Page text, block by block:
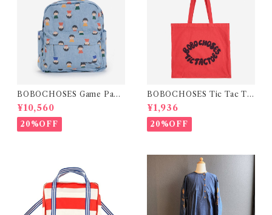
BOBOCHOSES Game Pawn
s soft backpack
¥10,560
20%OFF
BOBOCHOSES Tic Tac To
e ToteBag
¥1,936
20%OFF